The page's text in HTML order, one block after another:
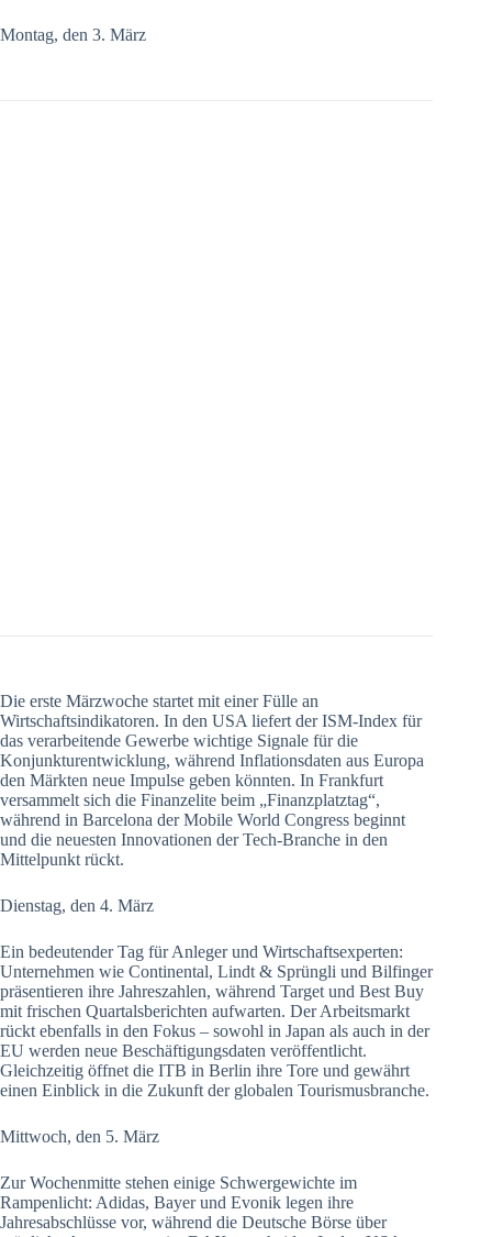
Montag, den 3. März
Die erste Märzwoche startet mit einer Fülle an
Wirtschaftsindikatoren. In den USA liefert der ISM-Index für
das verarbeitende Gewerbe wichtige Signale für die
Konjunkturentwicklung, während Inflationsdaten aus Europa
den Märkten neue Impulse geben könnten. In Frankfurt
versammelt sich die Finanzelite beim „Finanzplatztag“,
während in Barcelona der Mobile World Congress beginnt
und die neuesten Innovationen der Tech-Branche in den
Mittelpunkt rückt.
Dienstag, den 4. März
Ein bedeutender Tag für Anleger und Wirtschaftsexperten:
Unternehmen wie Continental, Lindt & Sprüngli und Bilfinger
präsentieren ihre Jahreszahlen, während Target und Best Buy
mit frischen Quartalsberichten aufwarten. Der Arbeitsmarkt
rückt ebenfalls in den Fokus – sowohl in Japan als auch in der
EU werden neue Beschäftigungsdaten veröffentlicht.
Gleichzeitig öffnet die ITB in Berlin ihre Tore und gewährt
einen Einblick in die Zukunft der globalen Tourismusbranche.
Mittwoch, den 5. März
Zur Wochenmitte stehen einige Schwergewichte im
Rampenlicht: Adidas, Bayer und Evonik legen ihre
Jahresabschlüsse vor, während die Deutsche Börse über